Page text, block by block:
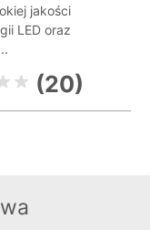
jakości
LED oraz
(20)